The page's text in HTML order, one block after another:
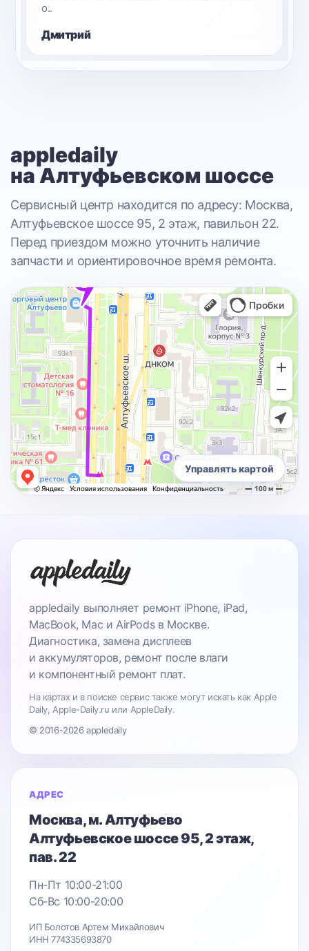
о..
Дмитрий
appledaily
на Алтуфьевском шоссе
Сервисный центр находится по адресу: Москва,
Алтуфьевское шоссе 95, 2 этаж, павильон 22.
Перед приездом можно уточнить наличие
запчасти и ориентировочное время ремонта.
Управлять картой
appledaily выполняет ремонт iPhone, iPad,
MacBook, Mac и AirPods в Москве.
Диагностика, замена дисплеев
и аккумуляторов, ремонт после влаги
и компонентный ремонт плат.
На картах и в поиске сервис также могут искать как Apple
Daily, Apple-Daily.ru или AppleDaily.
© 2016-2026 appledaily
АДРЕС
Москва, м. Алтуфьево
Алтуфьевское шоссе 95, 2 этаж,
пав. 22
Пн-Пт 10:00-21:00
Сб-Вс 10:00-20:00
ИП Болотов Артем Михайлович
ИНН 774335693870